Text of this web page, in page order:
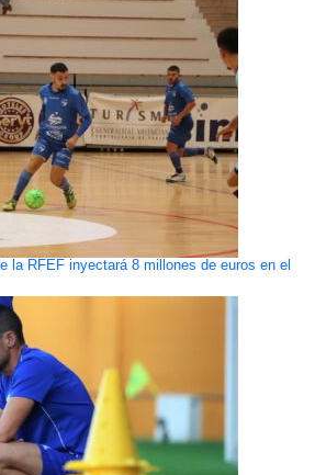
la RFEF inyectará 8 millones de euros en el